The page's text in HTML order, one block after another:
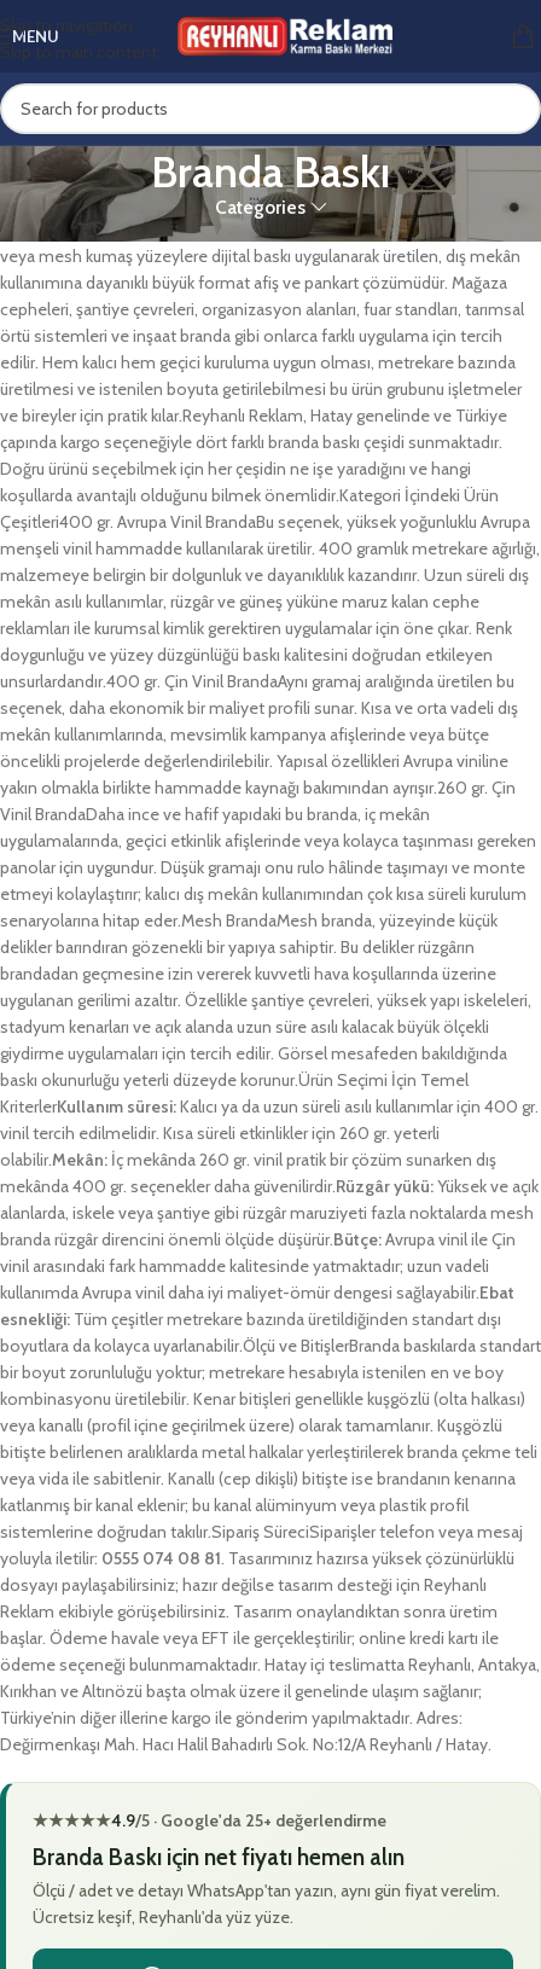
Skip to navigation
Skip to main content
MENU
Branda Baskı
Categories
Branda Baskı Nedir ve Hangi İhtiyaçlar İçin Uygundur?Branda baskı; vinil
veya mesh kumaş yüzeylere dijital baskı uygulanarak üretilen, dış mekân
kullanımına dayanıklı büyük format afiş ve pankart çözümüdür. Mağaza
cepheleri, şantiye çevreleri, organizasyon alanları, fuar standları, tarımsal
örtü sistemleri ve inşaat branda gibi onlarca farklı uygulama için tercih
edilir. Hem kalıcı hem geçici kuruluma uygun olması, metrekare bazında
üretilmesi ve istenilen boyuta getirilebilmesi bu ürün grubunu işletmeler
ve bireyler için pratik kılar.Reyhanlı Reklam, Hatay genelinde ve Türkiye
çapında kargo seçeneğiyle dört farklı branda baskı çeşidi sunmaktadır.
Doğru ürünü seçebilmek için her çeşidin ne işe yaradığını ve hangi
koşullarda avantajlı olduğunu bilmek önemlidir.Kategori İçindeki Ürün
Çeşitleri400 gr. Avrupa Vinil BrandaBu seçenek, yüksek yoğunluklu Avrupa
menşeli vinil hammadde kullanılarak üretilir. 400 gramlık metrekare ağırlığı,
malzemeye belirgin bir dolgunluk ve dayanıklılık kazandırır. Uzun süreli dış
mekân asılı kullanımlar, rüzgâr ve güneş yüküne maruz kalan cephe
reklamları ile kurumsal kimlik gerektiren uygulamalar için öne çıkar. Renk
doygunluğu ve yüzey düzgünlüğü baskı kalitesini doğrudan etkileyen
unsurlardandır.400 gr. Çin Vinil BrandaAynı gramaj aralığında üretilen bu
seçenek, daha ekonomik bir maliyet profili sunar. Kısa ve orta vadeli dış
mekân kullanımlarında, mevsimlik kampanya afişlerinde veya bütçe
öncelikli projelerde değerlendirilebilir. Yapısal özellikleri Avrupa viniline
yakın olmakla birlikte hammadde kaynağı bakımından ayrışır.260 gr. Çin
Vinil BrandaDaha ince ve hafif yapıdaki bu branda, iç mekân
uygulamalarında, geçici etkinlik afişlerinde veya kolayca taşınması gereken
panolar için uygundur. Düşük gramajı onu rulo hâlinde taşımayı ve monte
etmeyi kolaylaştırır; kalıcı dış mekân kullanımından çok kısa süreli kurulum
senaryolarına hitap eder.Mesh BrandaMesh branda, yüzeyinde küçük
delikler barındıran gözenekli bir yapıya sahiptir. Bu delikler rüzgârın
brandadan geçmesine izin vererek kuvvetli hava koşullarında üzerine
uygulanan gerilimi azaltır. Özellikle şantiye çevreleri, yüksek yapı iskeleleri,
stadyum kenarları ve açık alanda uzun süre asılı kalacak büyük ölçekli
giydirme uygulamaları için tercih edilir. Görsel mesafeden bakıldığında
baskı okunurluğu yeterli düzeyde korunur.Ürün Seçimi İçin Temel
KriterlerKullanım süresi:Kalıcı ya da uzun süreli asılı kullanımlar için 400 gr.
vinil tercih edilmelidir. Kısa süreli etkinlikler için 260 gr. yeterli
olabilir.Mekân: İç mekânda 260 gr. vinil pratik bir çözüm sunarken dış
mekânda 400 gr. seçenekler daha güvenilirdir.Rüzgâr yükü:Yüksek ve açık
alanlarda, iskele veya şantiye gibi rüzgâr maruziyeti fazla noktalarda mesh
branda rüzgâr direncini önemli ölçüde düşürür.Bütçe:Avrupa vinil ile Çin
vinil arasındaki fark hammadde kalitesinde yatmaktadır; uzun vadeli
kullanımda Avrupa vinil daha iyi maliyet-ömür dengesi sağlayabilir.Ebat
esnekliği: Tüm çeşitler metrekare bazında üretildiğinden standart dışı
boyutlara da kolayca uyarlanabilir.Ölçü ve BitişlerBranda baskılarda standart
bir boyut zorunluluğu yoktur; metrekare hesabıyla istenilen en ve boy
kombinasyonu üretilebilir. Kenar bitişleri genellikle kuşgözlü (olta halkası)
veya kanallı (profil içine geçirilmek üzere) olarak tamamlanır. Kuşgözlü
bitişte belirlenen aralıklarda metal halkalar yerleştirilerek branda çekme teli
veya vida ile sabitlenir. Kanallı (cep dikişli) bitişte ise brandanın kenarına
katlanmış bir kanal eklenir; bu kanal alüminyum veya plastik profil
sistemlerine doğrudan takılır.Sipariş SüreciSiparişler telefon veya mesaj
yoluyla iletilir: 0555 074 08 81. Tasarımınız hazırsa yüksek çözünürlüklü
dosyayı paylaşabilirsiniz; hazır değilse tasarım desteği için Reyhanlı
Reklam ekibiyle görüşebilirsiniz. Tasarım onaylandıktan sonra üretim
başlar. Ödeme havale veya EFT ile gerçekleştirilir; online kredi kartı ile
ödeme seçeneği bulunmamaktadır. Hatay içi teslimatta Reyhanlı, Antakya,
Kırıkhan ve Altınözü başta olmak üzere il genelinde ulaşım sağlanır;
Türkiye’nin diğer illerine kargo ile gönderim yapılmaktadır. Adres:
Değirmenkaşı Mah. Hacı Halil Bahadırlı Sok. No:12/A Reyhanlı / Hatay.
★★★★★4.9/5 · Google'da 25+ değerlendirme
Branda Baskı için net fiyatı hemen alın
Ölçü / adet ve detayı WhatsApp'tan yazın, aynı gün fiyat verelim.
Ücretsiz keşif, Reyhanlı'da yüz yüze.